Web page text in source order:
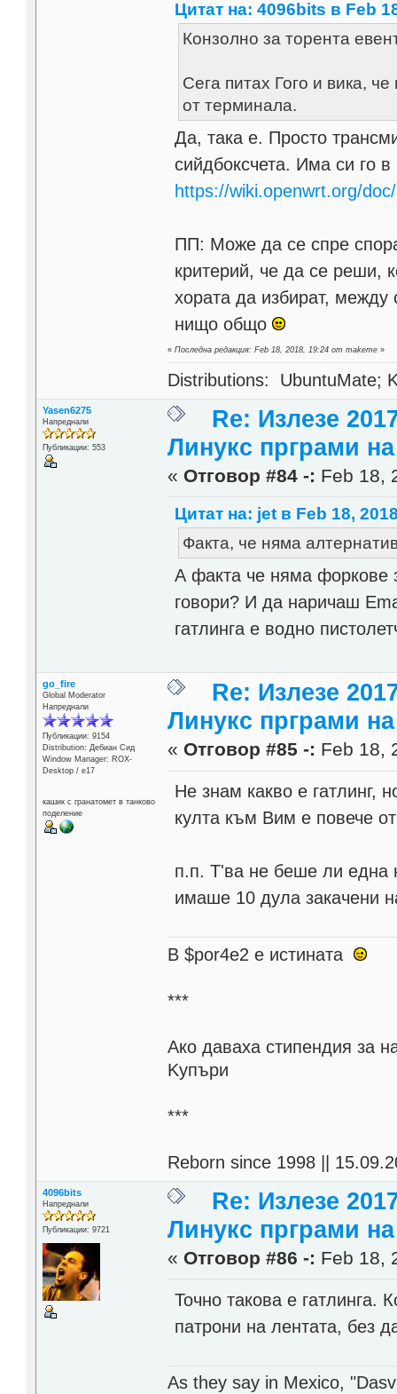
Цитат на: 4096bits в Feb
Конзолно за торента
Сега питах Гого и вика,
от терминала.
Да, така е. Просто
сийдбоксчета. Има си го в
https://wiki.openwrt.org/
ПП: Може да се спре
критерий, че да се реши,
хората да избират,
нищо общо
«Последна редакция: Feb 18, 2018, 19:24 от makeme »
Distributions: UbuntuMate;
Yasen6275
Напреднали
Публикации: 553
Re: Излезе
Линукс прграми
« Отговор #84 -: Feb 18,
Цитат на: jet в Feb 18,
Факта, че няма
А факта че няма форкове
говори? И да наричаш
гатлинга е водно
go_fire
Global Moderator
Напреднали
Публикации: 9154
Distribution: Дебиан Сид
Window Manager: ROX-
Desktop / е17
кашик с гранатомет в танково
поделение
Re: Излезе
Линукс прграми
« Отговор #85 -: Feb 18,
Не знам какво е гатлинг,
култа към Вим е повече
п.п. Т'ва не беше ли една
имаше 10 дула закачени
В $por4e2 e истината
***
Aко даваха стипендия за
Kупъри
***
Reborn since 1998 ||
4096bits
Напреднали
Публикации: 9721
Re: Излезе
Линукс прграми
« Отговор #86 -: Feb 18,
Точно такова е
патрони на лентата, без
As they say in Mexico,